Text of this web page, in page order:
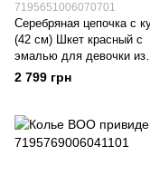
7195651006070701
Серебряная цепочка с
(42 см) Шкет красный с
эмалью для девочки из
серебра Арт. 5651uuk
2 799 грн